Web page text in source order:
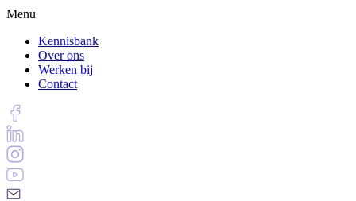
Menu
Kennisbank
Over ons
Werken bij
Contact